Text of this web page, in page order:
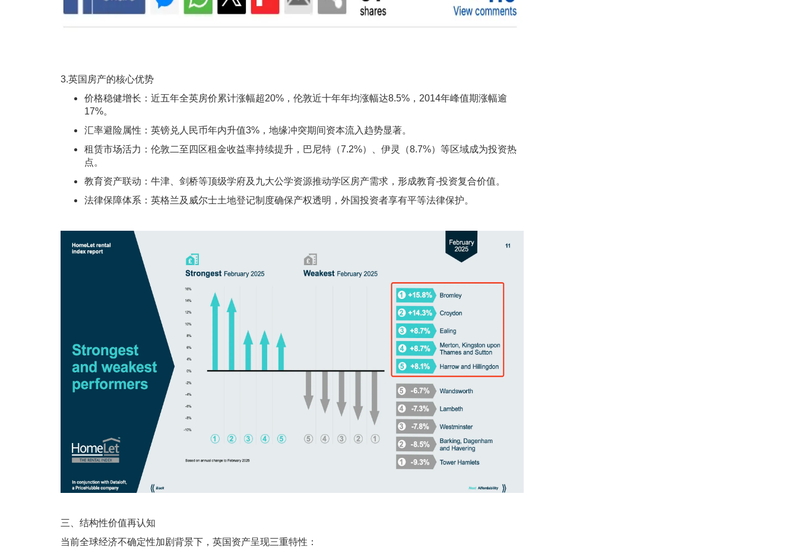
3.英国房产的核心优势
价格稳健增长：近五年全英房价累计涨幅超20%，伦敦近十年年均涨幅达8.5%，2014年峰值期涨幅逾
17%。
汇率避险属性：英镑兑人民币年内升值3%，地缘冲突期间资本流入趋势显著。
租赁市场活力：伦敦二至四区租金收益率持续提升，巴尼特（7.2%）、伊灵（8.7%）等区域成为投资热
点。
教育资产联动：牛津、剑桥等顶级学府及九大公学资源推动学区房产需求，形成教育-投资复合价值。
法律保障体系：英格兰及威尔士土地登记制度确保产权透明，外国投资者享有平等法律保护。
三、结构性价值再认知
当前全球经济不确定性加剧背景下，英国资产呈现三重特性：